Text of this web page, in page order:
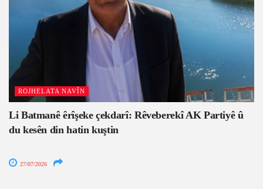
ROJHELATA NAVÎN
Li Batmanê êrîşeke çekdarî: Rêveberekî AK Partiyê û
du kesên din hatin kuştin
27/07/2026